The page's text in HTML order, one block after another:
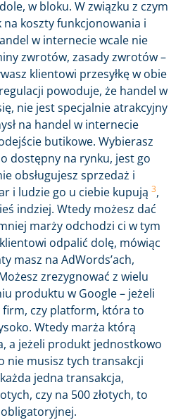
w bloku. W związku z czym
koszty funkcjonowania i
w internecie wcale nie
zwrotów, zasady zwrotów –
klientowi przesyłkę w obie
powoduje, że handel w
nie jest specjalnie atrakcyjny
na handel w internecie
butikowe. Wybierasz
dostępny na rynku, jest go
obsługujesz sprzedaż i
i ludzie go u ciebie kupują 3,
indziej. Wtedy możesz dać
marży odchodzi ci w tym
odpalić dolę, mówiąc
masz na AdWords’ach,
zrezygnować z wielu
produktu w Google – jeżeli
firm, czy platform, która to
Wtedy marża którą
a jeżeli produkt jednostkowo
nie musisz tych transakcji
jedna transakcja,
czy na 500 złotych, to